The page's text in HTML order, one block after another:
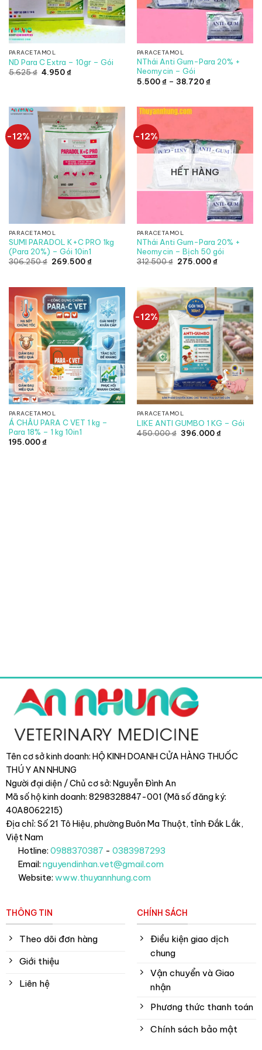
PARACETAMOL
ND Para C Extra – 10gr – Gói
5.625₫ Giá
4.950₫Giá
PARACETAMOL
NThái Anti Gum-Para 20% +
Neomycin – Gói
5.500₫ – 38.720₫Khoảng
giá:
đến
-12%
PARACETAMOL
SUMI PARADOL K+C PRO 1kg
(Para 20%) – Gói 10in1
306.250₫ Giá
269.500₫Giá
269.500 ₫.
-12%
HẾT HÀNG
PARACETAMOL
NThái Anti Gum-Para 20% +
Neomycin – Bịch 50 gói
312.500₫ Giá
275.000₫Giá
275.000 ₫.
PARACETAMOL
Á CHÂU PARA C VET 1 kg –
Para 18% – 1 kg 10in1
195.000₫
-12%
PARACETAMOL
LIKE ANTI GUMBO 1 KG – Gói
450.000₫ Giá
396.000₫Giá
Tên cơ sở kinh doanh: HỘ KINH DOANH CỬA HÀNG THUỐC
THÚ Y AN NHUNG
Người đại diện / Chủ cơ sở: Nguyễn Đình An
Mã số hộ kinh doanh: 8298328847-001 (Mã số đăng ký:
40A8062215)
Địa chỉ: Số 21 Tô Hiệu, phường Buôn Ma Thuột, tỉnh Đắk Lắk,
Việt Nam
Hotline: 0988370387 - 0383987293
Email: nguyendinhan.vet@gmail.com
Website: www.thuyannhung.com
THÔNG TIN
Theo dõi đơn hàng
Giới thiệu
Liên hệ
CHÍNH SÁCH
Điều kiện giao dịch
chung
Vận chuyển và Giao
nhận
Phương thức thanh toán
Chính sách bảo mật